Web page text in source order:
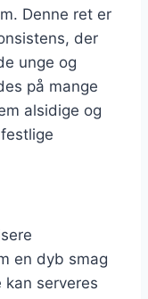
Denne ret er
der
unge og
på mange
alsidige og
en dyb smag
kan serveres